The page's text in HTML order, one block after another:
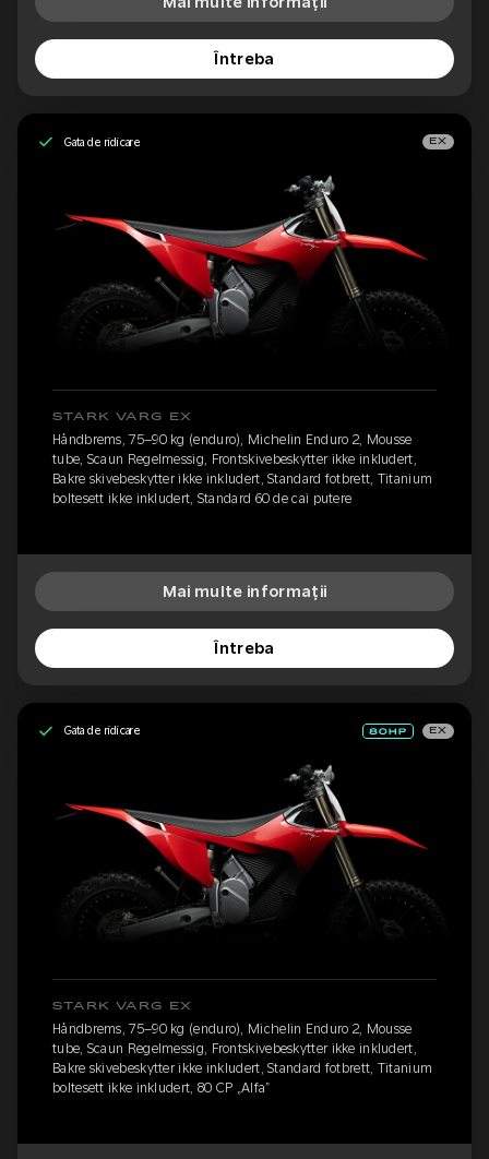
Întreba
Gata de ridicare EX
STARK VARG EX
Håndbrems, 75–90 kg (enduro), Michelin Enduro 2, Mousse
tube, Scaun Regelmessig, Frontskivebeskytter ikke inkludert,
Bakre skivebeskytter ikke inkludert, Standard fotbrett, Titanium
boltesett ikke inkludert, Standard 60 de cai putere
Mai multe informații
Întreba
Gata de ridicare EX
STARK VARG EX
Håndbrems, 75–90 kg (enduro), Michelin Enduro 2, Mousse
tube, Scaun Regelmessig, Frontskivebeskytter ikke inkludert,
Bakre skivebeskytter ikke inkludert, Standard fotbrett, Titanium
boltesett ikke inkludert, 80 CP „Alfa”